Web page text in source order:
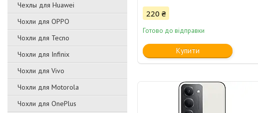
Чехлы для Huawei
Чохли для OPPO
Чохли для Tecno
Чохли для Infinix
Чохли для Vivo
Чохли для Motorola
Чохли для OnePlus
220 ₴
Готово до відправки
Купити